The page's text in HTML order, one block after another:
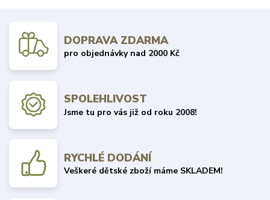
DOPRAVA ZDARMA
pro objednávky nad 2000 Kč
SPOLEHLIVOST
Jsme tu pro vás již od roku 2008!
RYCHLÉ DODÁNÍ
Veškeré dětské zboží máme SKLADEM!